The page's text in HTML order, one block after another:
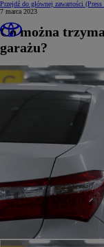
Przejdź do głównej zawartości (Press
7 marca 2023
Co można
garażu?